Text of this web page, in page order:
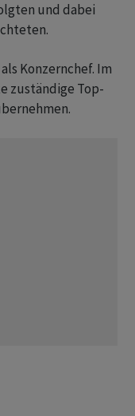
und dabei
Konzernchef. Im
zuständige Top-